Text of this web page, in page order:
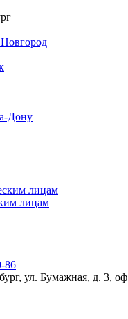
Дону
лицам
лицам
86
ул. Бумажная, д. 3,